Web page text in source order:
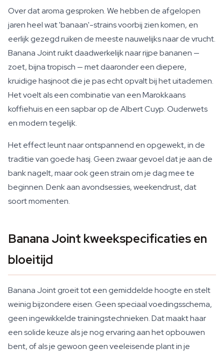
Over dat aroma gesproken. We hebben de afgelopen
jaren heel wat 'banaan'-strains voorbij zien komen, en
eerlijk gezegd ruiken de meeste nauwelijks naar de vrucht.
Banana Joint ruikt daadwerkelijk naar rijpe bananen —
zoet, bijna tropisch — met daaronder een diepere,
kruidige hasjnoot die je pas echt opvalt bij het uitademen.
Het voelt als een combinatie van een Marokkaans
koffiehuis en een sapbar op de Albert Cuyp. Ouderwets
en modern tegelijk.
Het effect leunt naar ontspannend en opgewekt, in de
traditie van goede hasj. Geen zwaar gevoel dat je aan de
bank nagelt, maar ook geen strain om je dag mee te
beginnen. Denk aan avondsessies, weekendrust, dat
soort momenten.
Banana Joint kweekspecificaties en
bloeitijd
Banana Joint groeit tot een gemiddelde hoogte en stelt
weinig bijzondere eisen. Geen speciaal voedingsschema,
geen ingewikkelde trainingstechnieken. Dat maakt haar
een solide keuze als je nog ervaring aan het opbouwen
bent, of als je gewoon geen veeleisende plant in je